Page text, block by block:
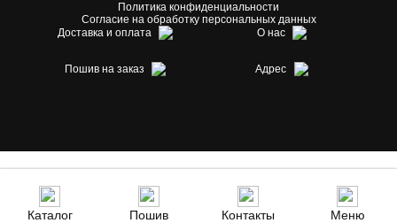
Политика конфиденциальности
Согласие на обработку персональных данных
Доставка и оплата
О нас
Пошив на заказ Адрес
Каталог Пошив Контакты Меню